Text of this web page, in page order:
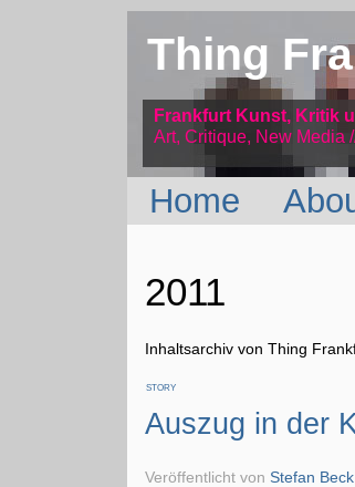
Thing
Frankfurt Kunst, Kritik
Art, Critique, New Media
Home
2011
Inhaltsarchiv von Thing
STORY
Auszug in der
Veröffentlicht vonStefan Beck